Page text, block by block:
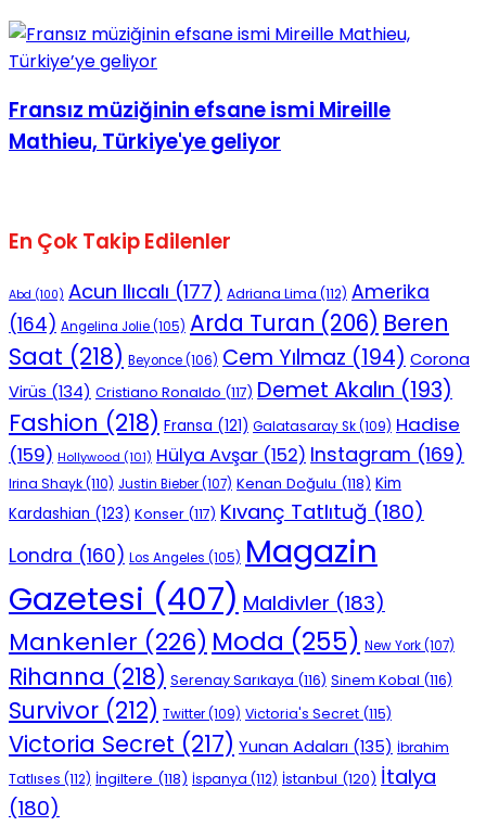
Fransız müziğinin efsane ismi Mireille
Mathieu, Türkiye'ye geliyor
En Çok Takip Edilenler
Abd (100) Acun Ilıcalı (177) Adriana Lima (112) Amerika
(164) Angelina Jolie(105) Arda Turan (206) Beren
Saat (218) Beyonce(106) Cem Yılmaz (194) Corona
Virüs (134) Cristiano Ronaldo (117) Demet Akalın (193)
Fashion (218) Fransa (121) Galatasaray Sk(109) Hadise
(159) Hollywood (101) Hülya Avşar (152) Instagram (169)
Irina Shayk(110) Justin Bieber(107) Kenan Doğulu (118) Kim
Kardashian (123) Konser (117) Kıvanç Tatlıtuğ(180)
Londra (160) Los Angeles (105) Magazin
Gazetesi (407) Maldivler(183)
Mankenler (226) Moda (255) New York(107)
Rihanna (218) Serenay Sarıkaya (116) Sinem Kobal (116)
Survivor (212) Twitter(109) Victoria's Secret (115)
Victoria Secret (217) Yunan Adaları (135) İbrahim
Tatlıses (112) İngiltere (118) İspanya (112) İstanbul (120) İtalya
(180)